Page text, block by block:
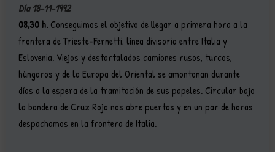
Día 18-11-1992
08,30 h. Conseguimos el objetivo de llegar a primera hora a la
frontera de Trieste-Fernetti, línea divisoria entre Italia y
Eslovenia. Viejos y destartalados camiones rusos, turcos,
húngaros y de la Europa del Oriental se amontonan durante
días a la espera de la tramitación de sus papeles. Circular bajo
la bandera de Cruz Roja nos abre puertas y en un par de horas
despachamos en la frontera de Italia.